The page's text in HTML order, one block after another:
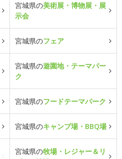
宮城県の美術展・博物展・展
示会
宮城県のフェア
宮城県の遊園地・テーマパー
ク
宮城県のフードテーマパーク
宮城県のキャンプ場・BBQ場
宮城県の牧場・レジャー＆リ